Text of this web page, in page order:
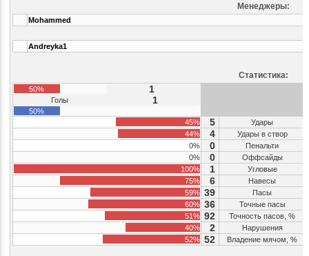
Менеджеры:
Mohammed
Andreyka1
Статистика:
50% 1
Голы 1
50%
45%
5
Удары
44%
4
Удары в створ
0%
0
Пенальти
0%
0
Оффсайды
100%
1
Угловые
75%
6
Навесы
59% 39
Пасы
60% 36
Точные пасы
51% 92
Точность пасов, %
40%
2
Нарушения
52% 52 Владение мячом, %